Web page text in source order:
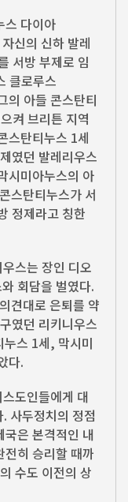
스 다이아
신의 신하 발레
서방 부제로 임
클로루스
아들 콘스탄티
켜 브리튼 지역
스탄티누스 1세
였던 발레리우스
시미아누스의 아
스탄티누스가 서
정제라고 칭한
스는 장인 디오
회담을 벌였다.
견대로 은퇴를 약
였던 리키니우스
스 1세, 막시미
다.
도인들에게 대
사두정치의 정점
은 본격적인 내
히 승리할 때까
수도 이전의 상